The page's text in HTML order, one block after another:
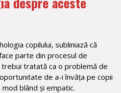
copilului, subliniază că
parte din procesul de
tratată ca o problemă de
de a-i învăța pe copii
blând și empatic.